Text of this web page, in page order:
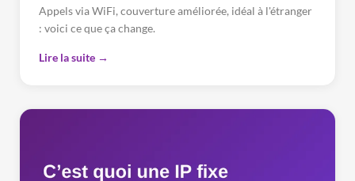
Appels via WiFi, couverture améliorée, idéal à l'étranger
: voici ce que ça change.
Lire la suite →